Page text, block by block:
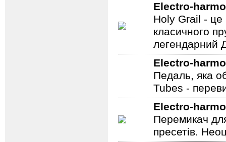
Electro-
Holy Grail - це
класичного
легендарний
Electro-
Педаль, яка
Tubes -
Electro-
Перемикач
пресетів.